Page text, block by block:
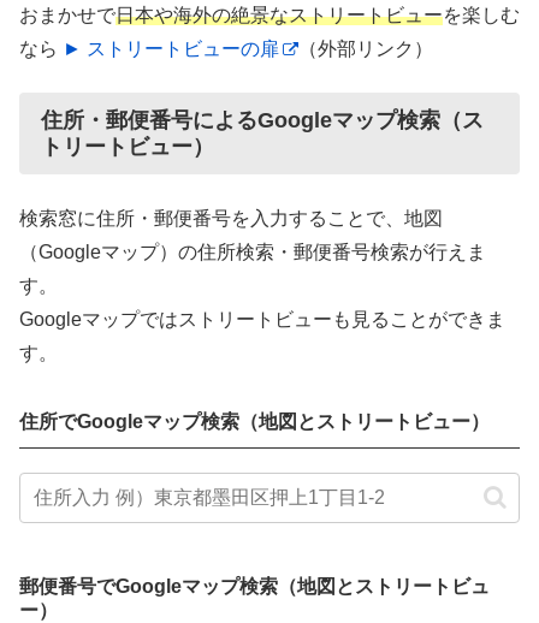
おまかせで日本や海外の絶景なストリートビューを楽しむ
なら ► ストリートビューの扉 （外部リンク）
住所・郵便番号によるGoogleマップ検索（ス
トリートビュー）
検索窓に住所・郵便番号を入力することで、地図
（Googleマップ）の住所検索・郵便番号検索が行えま
す。
Googleマップではストリートビューも見ることができま
す。
住所でGoogleマップ検索（地図とストリートビュー）
郵便番号でGoogleマップ検索（地図とストリートビュ
ー）